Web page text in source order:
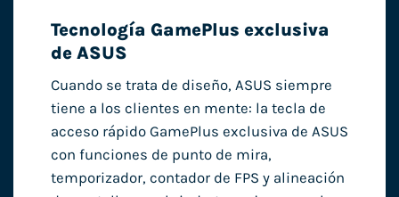
Tecnología GamePlus exclusiva
de ASUS
Cuando se trata de diseño, ASUS siempre
tiene a los clientes en mente: la tecla de
acceso rápido GamePlus exclusiva de ASUS
con funciones de punto de mira,
temporizador, contador de FPS y alineación